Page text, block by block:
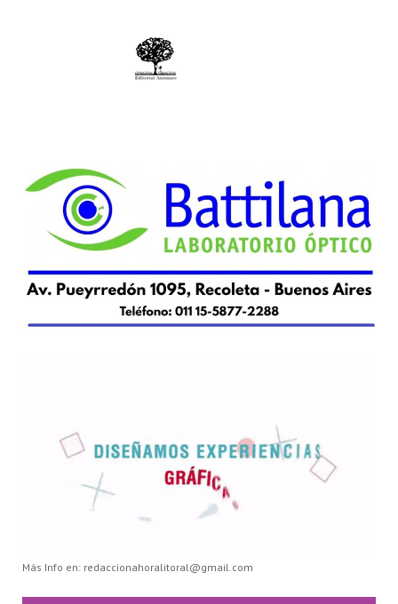
Más Info en: redaccionahoralitoral@gmail.com